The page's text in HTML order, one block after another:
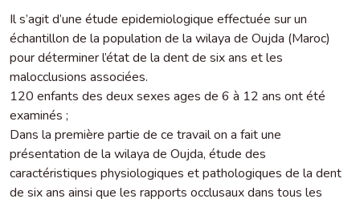
Il s’agit d’une étude epidemiologique effectuée sur un
échantillon de la population de la wilaya de Oujda (Maroc)
pour déterminer l’état de la dent de six ans et les
malocclusions associées.
120 enfants des deux sexes ages de 6 à 12 ans ont été
examinés ;
Dans la première partie de ce travail on a fait une
présentation de la wilaya de Oujda, étude des
caractéristiques physiologiques et pathologiques de la dent
de six ans ainsi que les rapports occlusaux dans tous les